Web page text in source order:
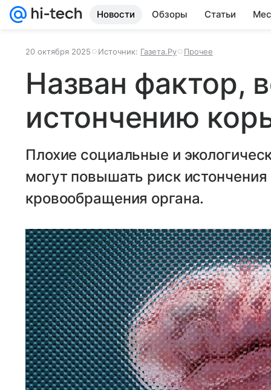
Новости Обзоры Статьи
20 октября 2025 Источник: Газета.Ру Прочее
Назван фактор,
истончению
Плохие социальные и
могут повышать риск
кровообращения органа.